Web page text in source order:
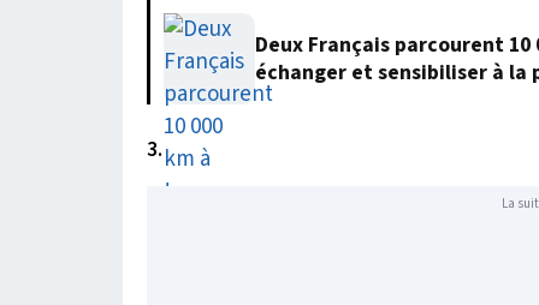
Deux Français parcourent
échanger et sensibiliser à
3.
La